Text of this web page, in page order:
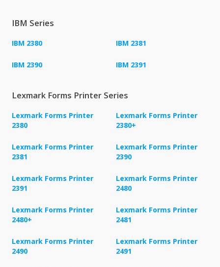
IBM Series
IBM 2380 IBM 2381
IBM 2390 IBM 2391
Lexmark Forms Printer Series
Lexmark Forms Printer
2380
Lexmark Forms Printer
2380+
Lexmark Forms Printer
2381
Lexmark Forms Printer
2390
Lexmark Forms Printer
2391
Lexmark Forms Printer
2480
Lexmark Forms Printer
2480+
Lexmark Forms Printer
2481
Lexmark Forms Printer
2490
Lexmark Forms Printer
2491